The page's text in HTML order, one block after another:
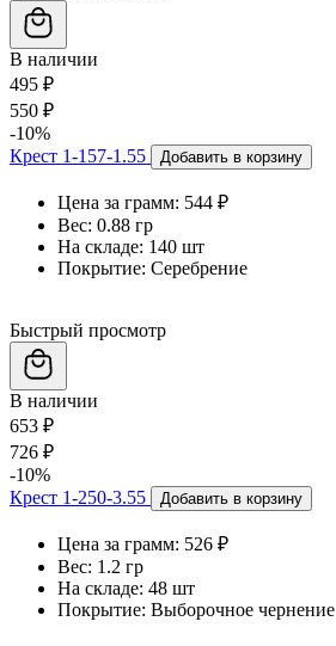
В наличии
495 ₽
550 ₽
-10%
Крест 1-157-1.55
Добавить в корзину
Цена за грамм: 544 ₽
Вес: 0.88 гр
На складе: 140 шт
Покрытие: Серебрение
Быстрый просмотр
В наличии
653 ₽
726 ₽
-10%
Крест 1-250-3.55
Добавить в корзину
Цена за грамм: 526 ₽
Вес: 1.2 гр
На складе: 48 шт
Покрытие: Выборочное чернение